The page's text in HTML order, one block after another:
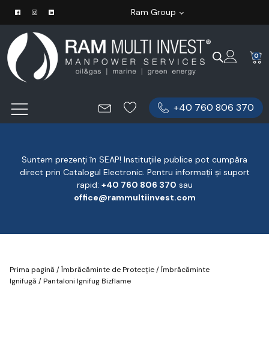
Ram Group
0
+40 760 806 370
Suntem prezenți în SEAP! Instituțiile publice pot cumpăra
direct prin Catalogul Electronic. Pentru informații și suport
rapid: ‪+40 760 806 370 ‬ sau
office@rammultiinvest.com
Prima pagină /Îmbrăcăminte de Protecție/Îmbrăcăminte
Ignifugă / Pantaloni Ignifug Bizflame